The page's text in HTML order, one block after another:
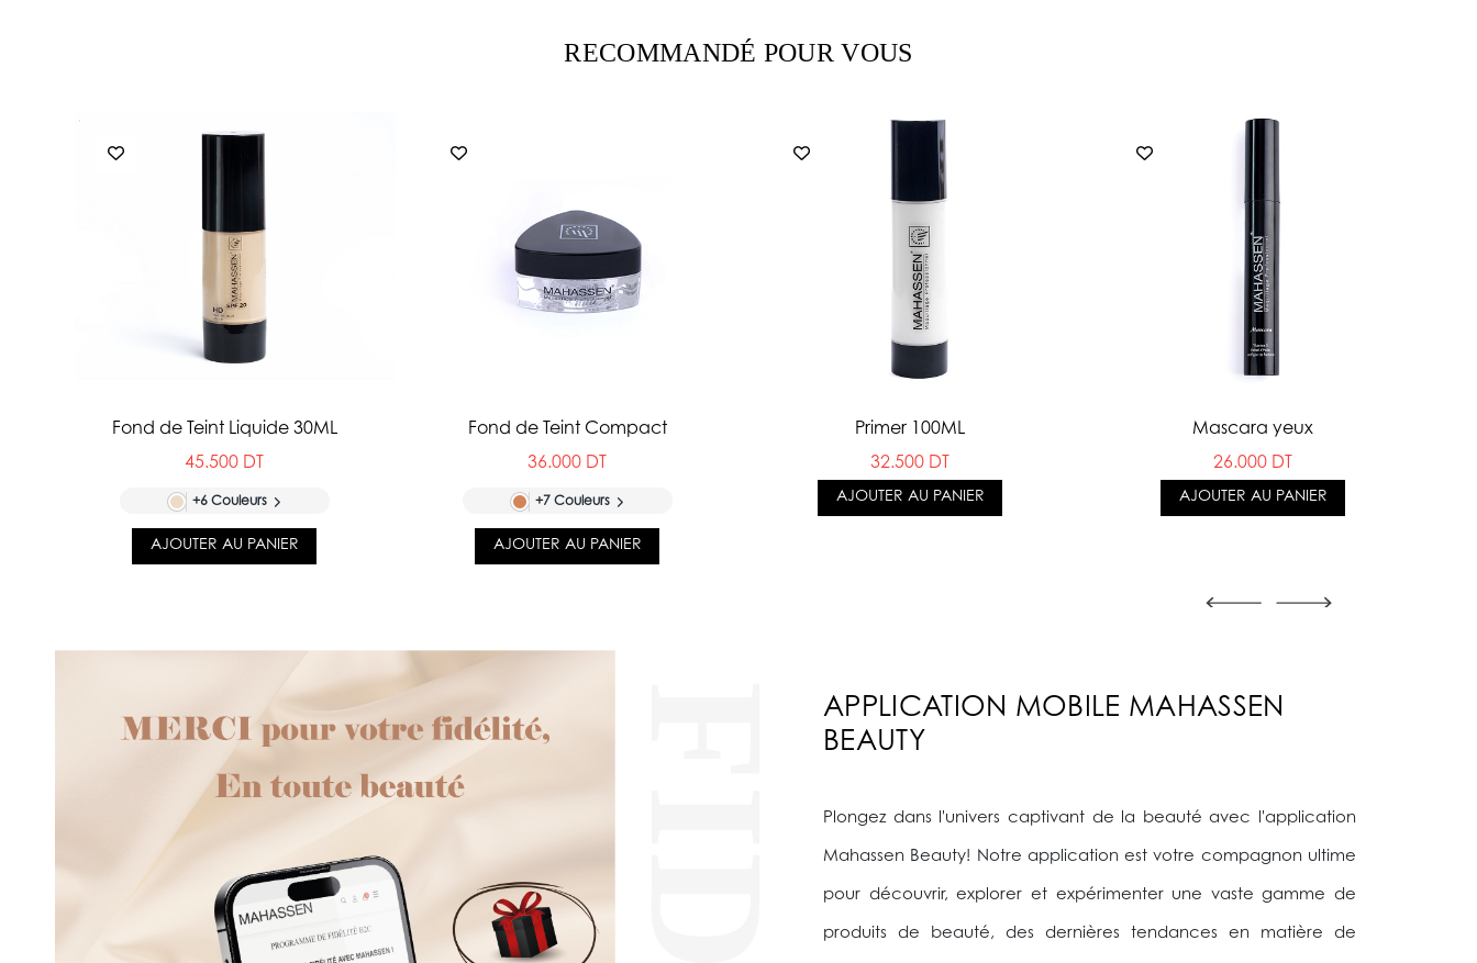
RECOMMANDÉ POUR VOUS
Fond de Teint Liquide 30ML
45.500 DT
+6 Couleurs
AJOUTER AU PANIER
Fond de Teint Compact
36.000 DT
+7 Couleurs
AJOUTER AU PANIER
Primer 100ML
32.500 DT
AJOUTER AU PANIER
Mascara yeux
26.000 DT
AJOUTER AU PANIER
APPLICATION MOBILE MAHASSEN
BEAUTY
Plongez dans l'univers captivant de la beauté avec l'application
Mahassen Beauty! Notre application est votre compagnon ultime
pour découvrir, explorer et expérimenter une vaste gamme de
produits de beauté, des dernières tendances en matière de